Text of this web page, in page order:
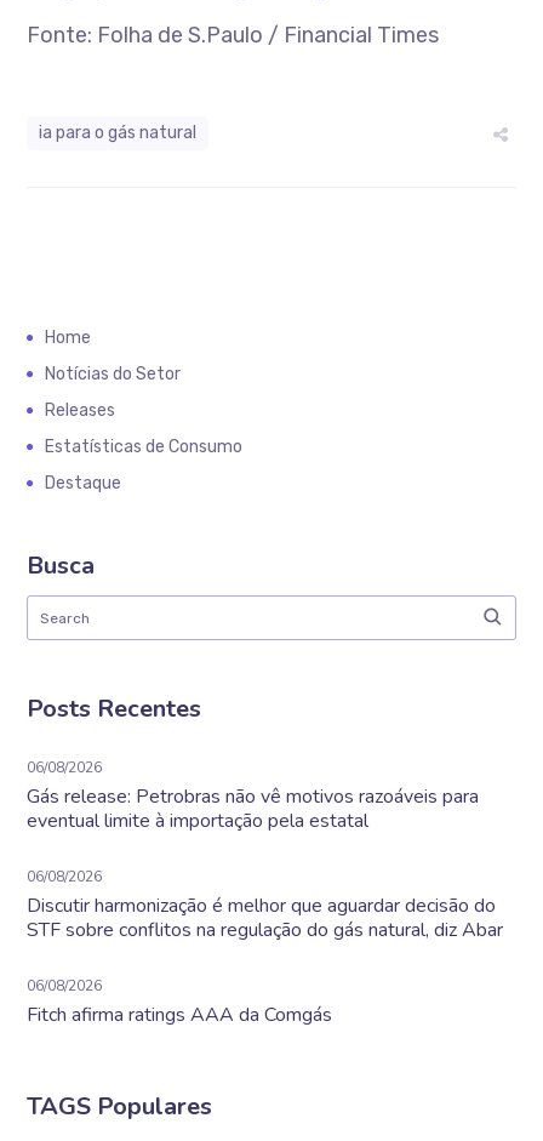
Fonte: Folha de S.Paulo / Financial Times
ia para o gás natural
Home
Notícias do Setor
Releases
Estatísticas de Consumo
Destaque
Busca
Posts Recentes
06/08/2026
Gás release: Petrobras não vê motivos razoáveis para
eventual limite à importação pela estatal
06/08/2026
Discutir harmonização é melhor que aguardar decisão do
STF sobre conflitos na regulação do gás natural, diz Abar
06/08/2026
Fitch afirma ratings AAA da Comgás
TAGS Populares